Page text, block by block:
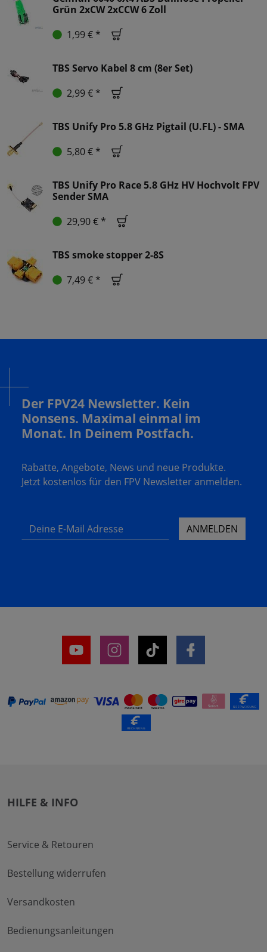
Grün 2xCW 2xCCW 6 Zoll
1,99 € *
TBS Servo Kabel 8 cm (8er Set)
2,99 € *
TBS Unify Pro 5.8 GHz Pigtail (U.FL) - SMA
5,80 € *
TBS Unify Pro Race 5.8 GHz HV Hochvolt FPV
Sender SMA
29,90 € *
TBS smoke stopper 2-8S
7,49 € *
Der FPV24 Newsletter. Kein
Nonsens. Maximal einmal im
Monat. In Deinem Postfach.
Rabatte, Angebote, News und neue Produkte.
Jetzt kostenlos für den FPV Newsletter anmelden.
Deine E-Mail Adresse ANMELDEN
HILFE & INFO
Service & Retouren
Bestellung widerrufen
Versandkosten
Bedienungsanleitungen